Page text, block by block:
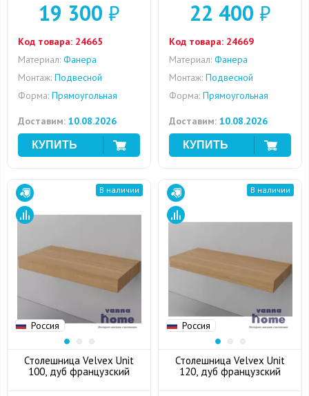
19 300 ₽
Код товара: 24665
Материал: Фанера
Монтаж: Подвесной
Форма: Прямоугольная
Доставим: 10.08.2026
22 400 ₽
Код товара: 24669
Материал: Фанера
Монтаж: Подвесной
Форма: Прямоугольная
Доставим: 10.08.2026
Россия
В наличии
Столешница Velvex Unit
100, дуб французский
Россия
В наличии
Столешница Velvex Unit
120, дуб французский